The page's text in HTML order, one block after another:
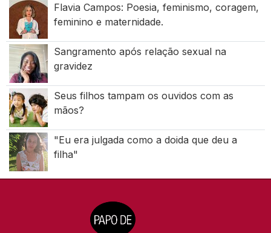
Flavia Campos: Poesia, feminismo, coragem,
feminino e maternidade.
Sangramento após relação sexual na
gravidez
Seus filhos tampam os ouvidos com as
mãos?
"Eu era julgada como a doida que deu a
filha"